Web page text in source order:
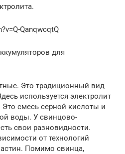
QanqwcqtQ
для
Это традиционный вид
используется электролит
смесь серной кислоты и
воды. У свинцово-
свои разновидности.
от технологий
Помимо свинца,